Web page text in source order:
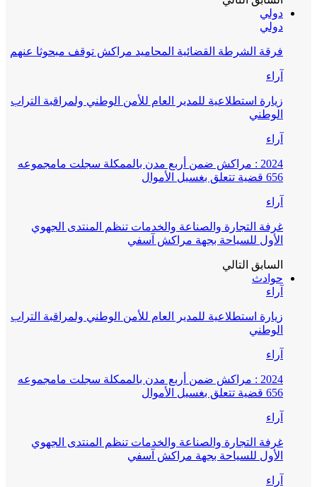
دولي
دولي
فرقة الشرطة القضائية المحاميد مراكش توقف مبحوثا عنهم
آراء
زيارة استطلاعية للمدير العام للأمن الوطني ولمراقبة التراب
الوطني
آراء
2024 : مراكش ضمن أربع مدن بالممكلة سجلت مامجموعه
656 قضية تتعلق بغسيل الأموال
آراء
غرفة التجارة والصناعة والخدمات تنظم المنتدى الجهوي
الأول للسياحة بجهة مراكش آسفي
السابق التالي
حوادث
آراء
زيارة استطلاعية للمدير العام للأمن الوطني ولمراقبة التراب
الوطني
آراء
2024 : مراكش ضمن أربع مدن بالممكلة سجلت مامجموعه
656 قضية تتعلق بغسيل الأموال
آراء
غرفة التجارة والصناعة والخدمات تنظم المنتدى الجهوي
الأول للسياحة بجهة مراكش آسفي
آراء